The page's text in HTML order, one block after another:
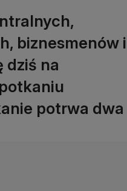
biznesmenów i
dziś na
potrwa dwa